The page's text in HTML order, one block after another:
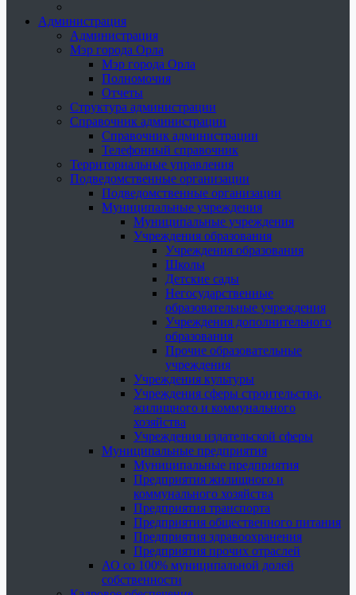
Администрация
Администрация
Мэр города Орла
Мэр города Орла
Полномочия
Отчеты
Структура администрации
Справочник администрации
Справочник администрации
Телефонный справочник
Территориальные управления
Подведомственные организации
Подведомственные организации
Муниципальные учреждения
Муниципальные учреждения
Учреждения образования
Учреждения образования
Школы
Детские сады
Негосударственные
образовательные учреждения
Учреждения дополнительного
образования
Прочие образовательные
учреждения
Учреждения культуры
Учреждения сферы строительства,
жилищного и коммунального
хозяйства
Учреждения издательской сферы
Муниципальные предприятия
Муниципальные предприятия
Предприятия жилищного и
коммунального хозяйства
Предприятия транспорта
Предприятия общественного питания
Предприятия здравоохранения
Предприятия прочих отраслей
АО со 100% муниципальной долей
собственности